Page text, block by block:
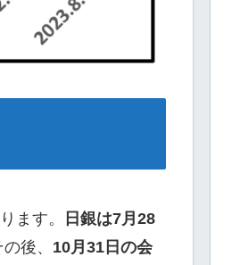
ます。
日銀は7月28
後、 10月31日の会